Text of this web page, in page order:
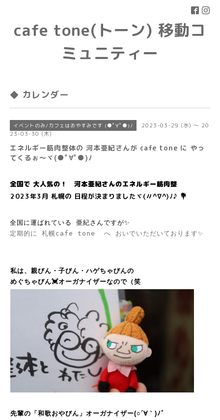
cafe tone(トーン) 移動コ
ミュニティー
◆ カレンダー
イベントのみ/カフェはおやすみです (●ﾟ∀ﾟ●)ﾉ
2023-03-29 (水) ～ 20
23-03-30 (木)
エネルギー筋肉整体の 河本亜紀さんが cafe tone に やっ
てくるぉ〜ヾ(●ﾟ∀ﾟ●)ﾉ
全国で 大人気の！ 河本亜紀さんのエネルギー筋肉整
2023年3月 札幌の 日程が決まりましたヾ(〃^∇^)ﾉ♪ 💐
全国に運ばれている 亜紀さんですが✨
定期的に 札幌cafe tone  へ おいでいただいております✨
私は、親びん・子びん・ハゲちゃびんの
めぐちゃびん💓オーガナイザーなので（笑
先輩の「和歌おやびん」オーガナイザー(○´∀｀)ﾉﾞ